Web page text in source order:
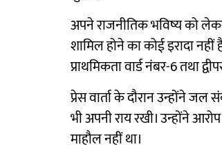
अपने राजनीतिक भविष्य को
शामिल होने का कोई इरादा
प्राथमिकता वार्ड नंबर-6 तथा
प्रेस वार्ता के दौरान उन्होंने
भी अपनी राय रखी। उन्होंने
माहौल नहीं था।